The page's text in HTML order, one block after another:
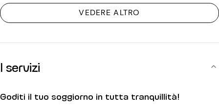
VEDERE ALTRO
I servizi
Goditi il tuo soggiorno in tutta tranquillità!